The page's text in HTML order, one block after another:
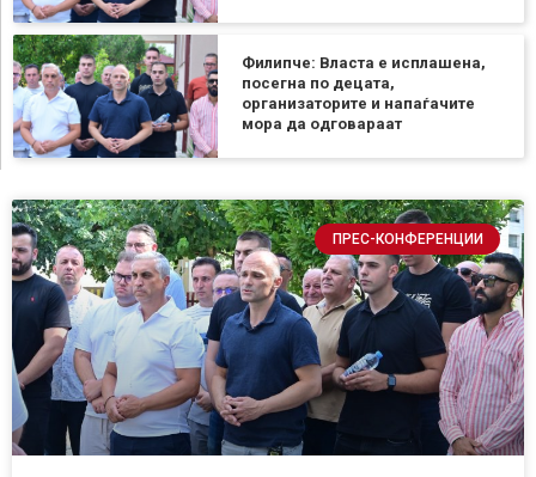
Филипче: Власта е исплашена,
посегна по децата,
организаторите и напаѓачите
мора да одговараат
ПРЕС-КОНФЕРЕНЦИИ